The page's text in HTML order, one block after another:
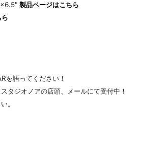
製品ページはこちら
を語ってください！
タジオノアの店頭、メールにて受付中！
。